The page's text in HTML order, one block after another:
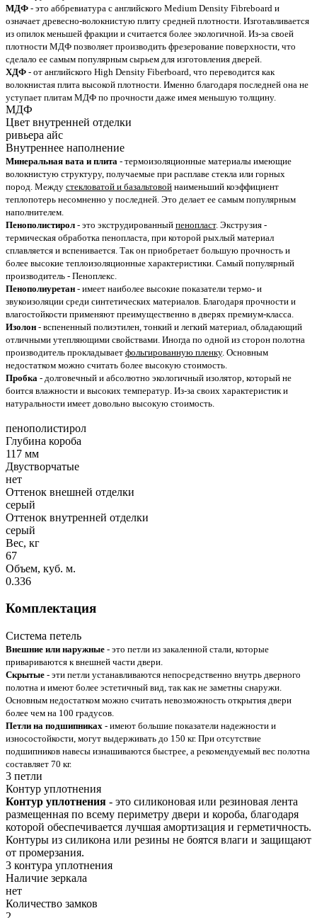
МДФ - это аббревиатура с английского Medium Density Fibreboard и
означает древесно-волокнистую плиту средней плотности. Изготавливается
из опилок меньшей фракции и считается более экологичной. Из-за своей
плотности МДФ позволяет производить фрезерование поверхности, что
сделало ее самым популярным сырьем для изготовления дверей.
ХДФ - от английского High Density Fiberboard, что переводится как
волокнистая плита высокой плотности. Именно благодаря последней она не
уступает плитам МДФ по прочности даже имея меньшую толщину.
МДФ
Цвет внутренней отделки
ривьера айс
Внутреннее наполнение
Минеральная вата и плита - термоизоляционные материалы имеющие
волокнистую структуру, получаемые при расплаве стекла или горных
пород. Между стекловатой и базальтовой наименьший коэффициент
теплопотерь несомненно у последней. Это делает ее самым популярным
наполнителем.
Пенополистирол - это экструдированный пенопласт. Экструзия -
термическая обработка пенопласта, при которой рыхлый материал
сплавляется и вспенивается. Так он приобретает большую прочность и
более высокие теплоизоляционные характеристики. Самый популярный
производитель - Пеноплекс.
Пенополиуретан - имеет наиболее высокие показатели термо- и
звукоизоляции среди синтетических материалов. Благодаря прочности и
влагостойкости применяют преимущественно в дверях премиум-класса.
Изолон - вспененный полиэтилен, тонкий и легкий материал, обладающий
отличными утепляющими свойствами. Иногда по одной из сторон полотна
производитель прокладывает фольгированную пленку. Основным
недостатком можно считать более высокую стоимость.
Пробка - долговечный и абсолютно экологичный изолятор, который не
боится влажности и высоких температур. Из-за своих характеристик и
натуральности имеет довольно высокую стоимость.
пенополистирол
Глубина короба
117 мм
Двустворчатые
нет
Оттенок внешней отделки
серый
Оттенок внутренней отделки
серый
Вес, кг
67
Объем, куб. м.
0.336
Комплектация
Система петель
Внешние или наружные - это петли из закаленной стали, которые
привариваются к внешней части двери.
Скрытые - эти петли устанавливаются непосредственно внутрь дверного
полотна и имеют более эстетичный вид, так как не заметны снаружи.
Основным недостатком можно считать невозможность открытия двери
более чем на 100 градусов.
Петли на подшипниках - имеют большие показатели надежности и
износостойкости, могут выдерживать до 150 кг. При отсутствие
подшипников навесы изнашиваются быстрее, а рекомендуемый вес полотна
составляет 70 кг.
3 петли
Контур уплотнения
Контур уплотнения - это силиконовая или резиновая лента
размещенная по всему периметру двери и короба, благодаря
которой обеспечивается лучшая амортизация и герметичность.
Контуры из силикона или резины не боятся влаги и защищают
от промерзания.
3 контура уплотнения
Наличие зеркала
нет
Количество замков